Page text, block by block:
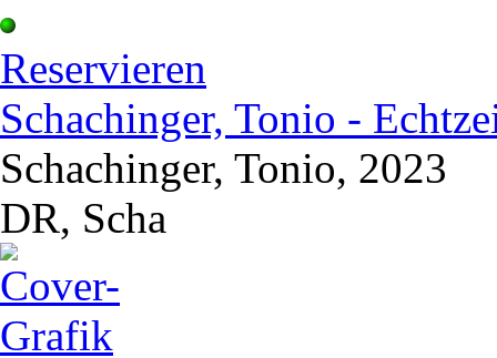
Reservieren
Schachinger, Tonio -
Schachinger, Tonio, 2023
DR, Scha